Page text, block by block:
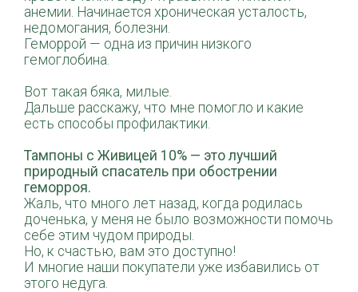
анемии. Начинается хроническая усталость,
недомогания, болезни.
Геморрой — одна из причин низкого
гемоглобина.
Вот такая бяка, милые.
Дальше расскажу, что мне помогло и какие
есть способы профилактики.
Тампоны с Живицей 10% — это лучший
природный спасатель при обострении
геморроя.
Жаль, что много лет назад, когда родилась
доченька, у меня не было возможности помочь
себе этим чудом природы.
Но, к счастью, вам это доступно!
И многие наши покупатели уже избавились от
этого недуга.